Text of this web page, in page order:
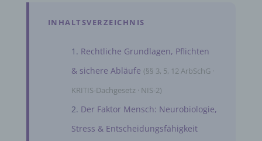
INHALTSVERZEICHNIS
Rechtliche Grundlagen, Pflichten
& sichere Abläufe (§§ 3, 5, 12 ArbSchG ·
KRITIS-Dachgesetz · NIS-2)
Der Faktor Mensch: Neurobiologie,
Stress & Entscheidungsfähigkeit